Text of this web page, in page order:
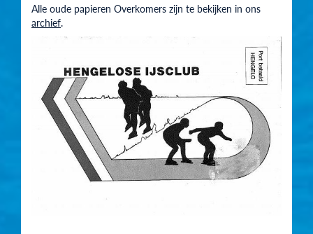
Alle oude papieren Overkomers zijn te bekijken in ons
archief.